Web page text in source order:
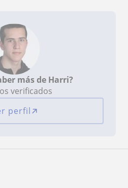
más de Harri?
verificados
perfil